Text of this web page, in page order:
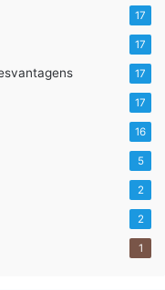
17
17
17
17
16
5
2
2
1